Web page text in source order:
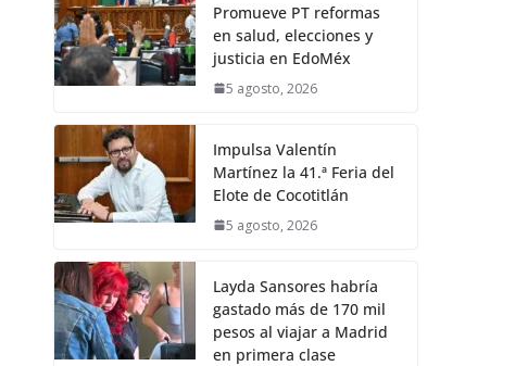
Promueve PT reformas
en salud, elecciones y
justicia en EdoMéx
5 agosto, 2026
Impulsa Valentín
Martínez la 41.ª Feria del
Elote de Cocotitlán
5 agosto, 2026
Layda Sansores habría
gastado más de 170 mil
pesos al viajar a Madrid
en primera clase